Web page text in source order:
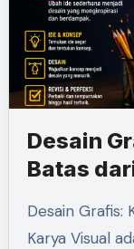
Desain
Batas
Desain Grafis: Kreatif Tanpa Batas dari Ide Jadi
Karya Visual